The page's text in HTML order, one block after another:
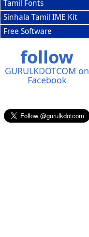
Tamil Fonts
Sinhala Tamil IME Kit
Free Software
follow
GURULKDOTCOM on
Facebook